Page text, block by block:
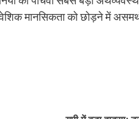
मानसिकता को छोड़ने में